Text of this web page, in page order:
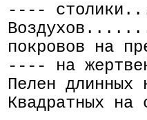
----
покровов
---- на
Пелен